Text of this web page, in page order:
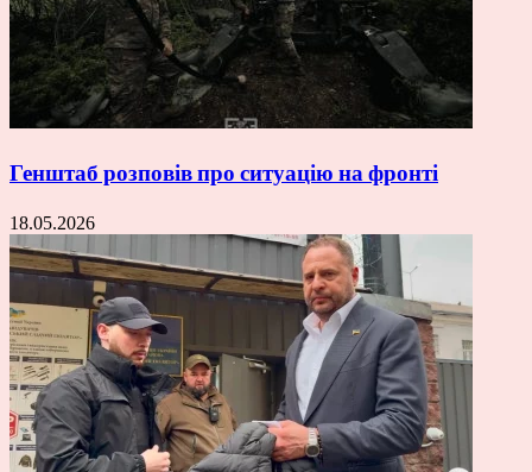
Генштаб розповів про ситуацію на фронті
18.05.2026